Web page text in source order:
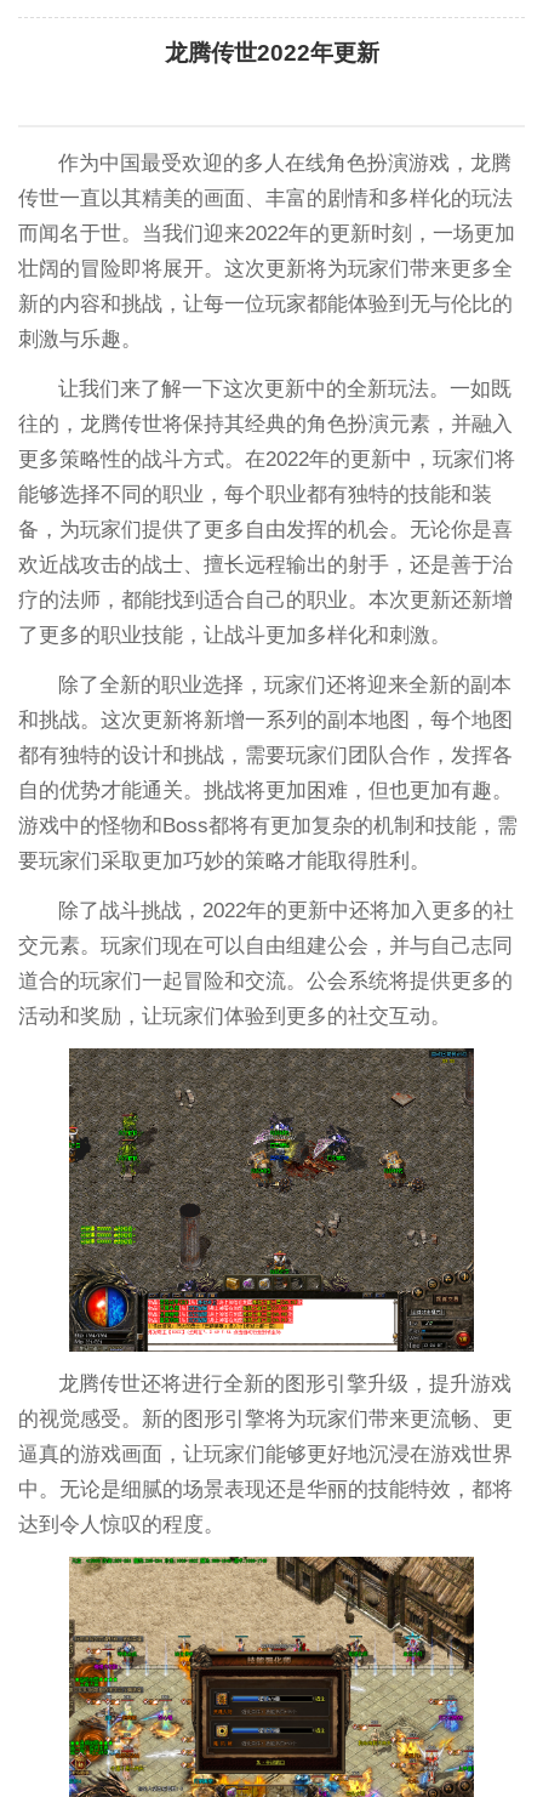
龙腾传世2022年更新
作为中国最受欢迎的多人在线角色扮演游戏，龙腾
传世一直以其精美的画面、丰富的剧情和多样化的玩法
而闻名于世。当我们迎来2022年的更新时刻，一场更加
壮阔的冒险即将展开。这次更新将为玩家们带来更多全
新的内容和挑战，让每一位玩家都能体验到无与伦比的
刺激与乐趣。
让我们来了解一下这次更新中的全新玩法。一如既
往的，龙腾传世将保持其经典的角色扮演元素，并融入
更多策略性的战斗方式。在2022年的更新中，玩家们将
能够选择不同的职业，每个职业都有独特的技能和装
备，为玩家们提供了更多自由发挥的机会。无论你是喜
欢近战攻击的战士、擅长远程输出的射手，还是善于治
疗的法师，都能找到适合自己的职业。本次更新还新增
了更多的职业技能，让战斗更加多样化和刺激。
除了全新的职业选择，玩家们还将迎来全新的副本
和挑战。这次更新将新增一系列的副本地图，每个地图
都有独特的设计和挑战，需要玩家们团队合作，发挥各
自的优势才能通关。挑战将更加困难，但也更加有趣。
游戏中的怪物和Boss都将有更加复杂的机制和技能，需
要玩家们采取更加巧妙的策略才能取得胜利。
除了战斗挑战，2022年的更新中还将加入更多的社
交元素。玩家们现在可以自由组建公会，并与自己志同
道合的玩家们一起冒险和交流。公会系统将提供更多的
活动和奖励，让玩家们体验到更多的社交互动。
龙腾传世还将进行全新的图形引擎升级，提升游戏
的视觉感受。新的图形引擎将为玩家们带来更流畅、更
逼真的游戏画面，让玩家们能够更好地沉浸在游戏世界
中。无论是细腻的场景表现还是华丽的技能特效，都将
达到令人惊叹的程度。